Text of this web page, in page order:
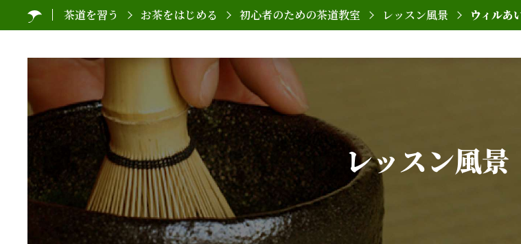
茶道を習う お茶をはじめる 初心者のための茶道教室 レッスン風景 ウィルあ
レッスン風景